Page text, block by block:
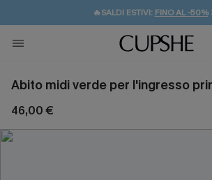
🔥SALDI ESTIVI: FINO AL -50%
🚚SPEDIZIONE GRATUITA DA
💌REGALO PER I NUOVI: 20% DI
Abito midi verde per l'ingresso
46,00 €